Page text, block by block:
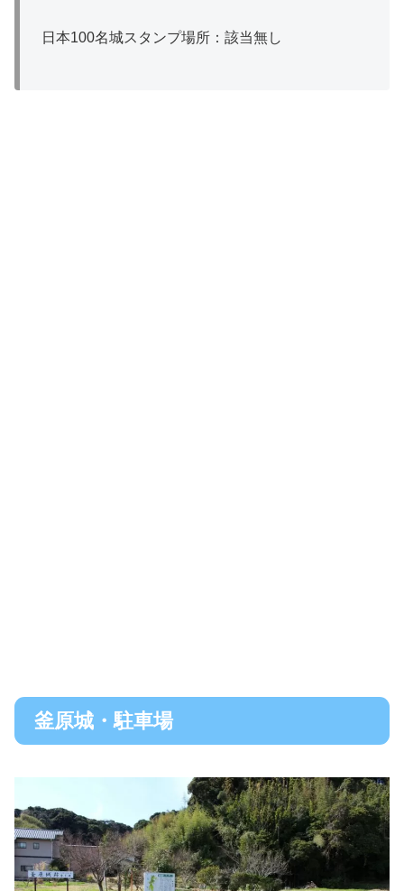
日本100名城スタンプ場所：該当無し
釜原城・駐車場